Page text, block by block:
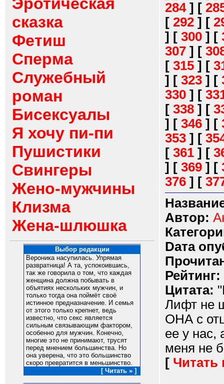
сказка
Фетиш
Сперма
Служебный
роман
Бисексуалы
Я хочу пи-пи
Пушистики
Свингеры
Жено-мужчины
Клизма
Жена-шлюшка
Выбор редакции
Вероника насупилась. Упрямая
развратница! А та, успокоившись,
так же говорила о том, что каждая
женщина должна побывать в
объятиях нескольких мужчин, и
только тогда она поймёт своё
истинное предназначение. И семья
от этого только крепнет, ведь
известно, что секс является
сильным связывающим фактором,
особенно для мужчин. Конечно,
многие это не принимают, трусят
перед мнением большинства. Но
она уверена, что это большинство
скоро превратится в меньшинство.
[ Читать » ]
284] [
[ 292 ] [
] [ 300 ] [
307 ] [
[ 315 ] [
] [ 323 ] [
330 ] [
[ 338 ] [
] [ 346 ] [
353 ] [
[ 361 ] [
] [ 369 ] [
376 ] [
Автор:
Dата
Рейтинг:
Цитата:
Лифт не
ОНА с
ее у нас,
меня не
[ Читать